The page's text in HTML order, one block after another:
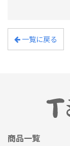
一覧に戻る
商品一覧